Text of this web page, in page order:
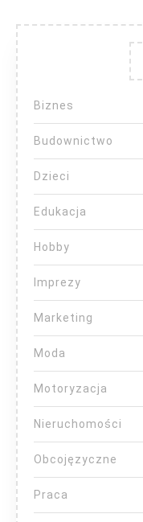
Biznes
Budownictwo
Dzieci
Edukacja
Hobby
Imprezy
Marketing
Moda
Motoryzacja
Nieruchomości
Obcojęzyczne
Praca